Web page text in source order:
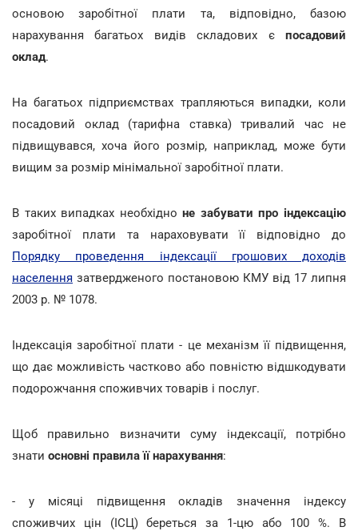
основою заробітної плати та, відповідно, базою
нарахування багатьох видів складових є посадовий
оклад.
На багатьох підприємствах трапляються випадки, коли
посадовий оклад (тарифна ставка) тривалий час не
підвищувався, хоча його розмір, наприклад, може бути
вищим за розмір мінімальної заробітної плати.
В таких випадках необхідноне забувати про індексацію
заробітної плати та нараховувати її відповідно до
Порядку проведення індексації грошових доходів
населення затвердженого постановою КМУ від 17 липня
2003 р. № 1078.
Індексація заробітної плати - це механізм її підвищення,
що дає можливість частково або повністю відшкодувати
подорожчання споживчих товарів і послуг.
Щоб правильно визначити суму індексації, потрібно
знати основні правила її нарахування:
- у місяці підвищення окладів значення індексу
споживчих цін (ІСЦ) береться за 1-цю або 100 %. В